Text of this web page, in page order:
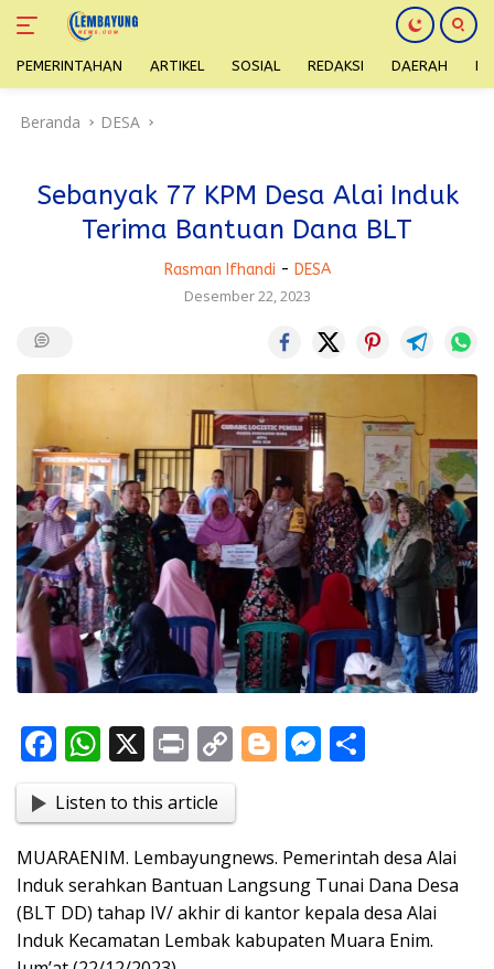
PEMERINTAHAN ARTIKEL SOSIAL REDAKSI DAERAH
Beranda DESA
Sebanyak 77 KPM Desa Alai Induk
Terima Bantuan Dana BLT
Rasman Ifhandi - DESA
Desember 22, 2023
F
e
b
o
o
k
W
at
s
A
p
p
X Pr
t
C
o
p
y
Li
n
k
Bl
g
er
M
e
n
g
er
e
Listen to this article
MUARAENIM. Lembayungnews. Pemerintah desa Alai
Induk serahkan Bantuan Langsung Tunai Dana Desa
(BLT DD) tahap IV/ akhir di kantor kepala desa Alai
Induk Kecamatan Lembak kabupaten Muara Enim.